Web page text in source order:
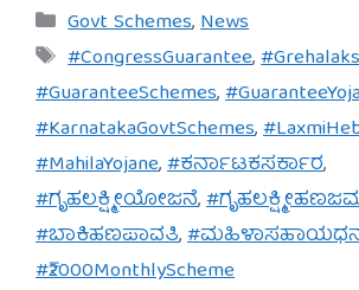
Categories
Govt Schemes,News
Tags
#CongressGuarantee,
#GuaranteeSchemes,
#KarnatakaGovtSchemes,
#MahilaYojane,#ಕರ್ನಾಟಕಸರ್ಕಾರ,
#ಗೃಹಲಕ್ಷ್ಮೀಯೋಜನೆ,
#ಬಾಕಿಹಣಪಾವತಿ,
#₹2000MonthlyScheme